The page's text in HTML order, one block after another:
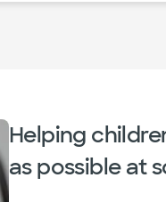
Helping
as possible at